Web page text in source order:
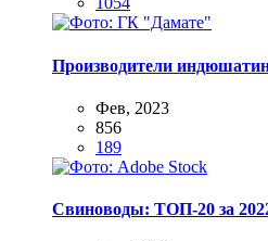
Производители
Фев, 2023
856
189
Свиноводы: ТОП-20 за